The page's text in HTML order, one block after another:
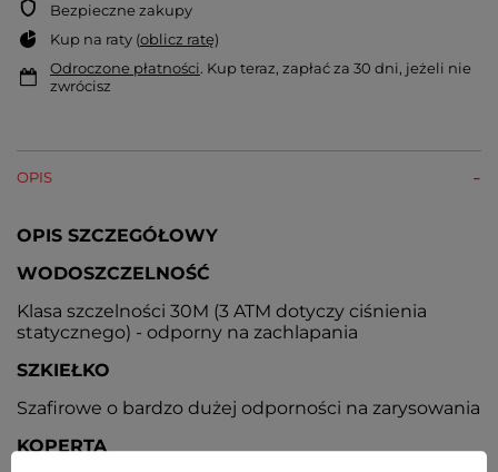
Bezpieczne zakupy
Kup na raty (oblicz ratę)
Odroczone płatności. Kup teraz, zapłać za 30 dni, jeżeli nie
zwrócisz
OPIS
OPIS SZCZEGÓŁOWY
WODOSZCZELNOŚĆ
Klasa szczelności 30M (3 ATM dotyczy ciśnienia
statycznego) - odporny na zachlapania
SZKIEŁKO
Szafirowe o bardzo dużej odporności na zarysowania
KOPERTA